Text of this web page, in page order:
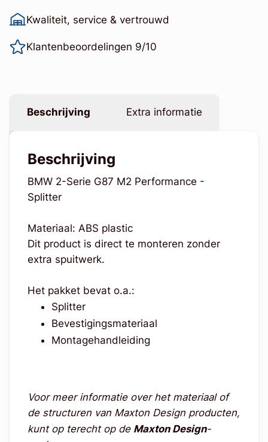
Kwaliteit, service & vertrouwd
Klantenbeoordelingen 9/10
Beschrijving Extra informatie
Beschrijving
BMW 2-Serie G87 M2 Performance -
Splitter
Materiaal: ABS plastic
Dit product is direct te monteren zonder
extra spuitwerk.
Het pakket bevat o.a.:
Splitter
Bevestigingsmateriaal
Montagehandleiding
Voor meer informatie over het materiaal of
de structuren van Maxton Design producten,
kunt op terecht op de Maxton Design-